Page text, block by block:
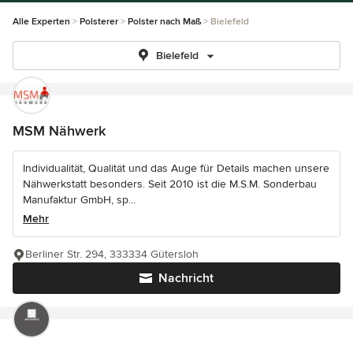
Alle Experten Polsterer Polster nach Maß Bielefeld
Bielefeld
MSM Nähwerk
Individualität, Qualität und das Auge für Details machen unsere
Nähwerkstatt besonders. Seit 2010 ist die M.S.M. Sonderbau
Manufaktur GmbH, sp...
Mehr
Nachricht
Berliner Str. 294, 333334 Gütersloh